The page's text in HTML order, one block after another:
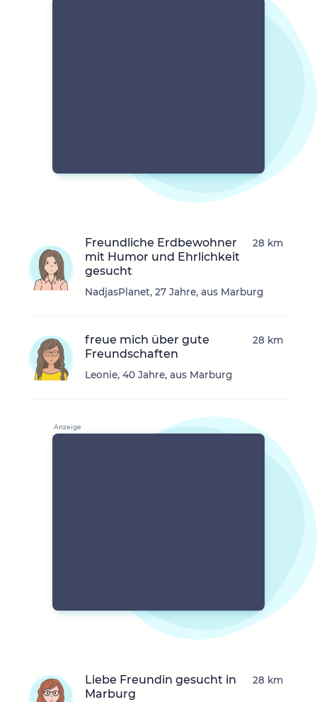
Freundliche Erdbewohner
mit Humor und Ehrlichkeit
gesucht
NadjasPlanet, 27 Jahre, aus Marburg
28 km
freue mich über gute
Freundschaften
Leonie, 40 Jahre, aus Marburg
28 km
Liebe Freundin gesucht in
Marburg
28 km